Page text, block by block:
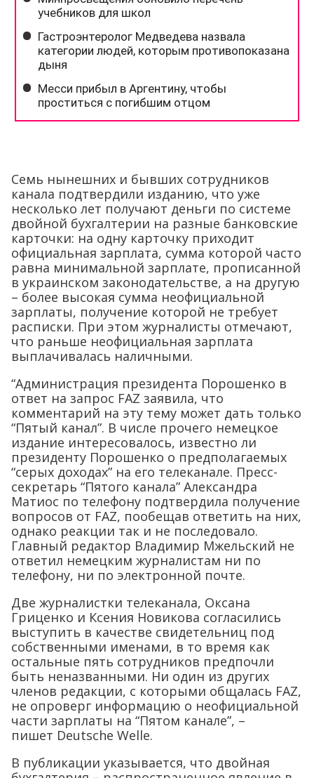
Семь нынешних и бывших сотрудников
канала подтвердили изданию, что уже
несколько лет получают деньги по системе
двойной бухгалтерии на разные банковские
карточки: на одну карточку приходит
официальная зарплата, сумма которой часто
равна минимальной зарплате, прописанной
в украинском законодательстве, а на другую
– более высокая сумма неофициальной
зарплаты, получение которой не требует
расписки. При этом журналисты отмечают,
что раньше неофициальная зарплата
выплачивалась наличными.
“Администрация президента Порошенко в
ответ на запрос FAZ заявила, что
комментарий на эту тему может дать только
“Пятый канал”. В числе прочего немецкое
издание интересовалось, известно ли
президенту Порошенко о предполагаемых
“серых доходах” на его телеканале. Пресс-
секретарь “Пятого канала” Александра
Матиос по телефону подтвердила получение
вопросов от FAZ, пообещав ответить на них,
однако реакции так и не последовало.
Главный редактор Владимир Мжельский не
ответил немецким журналистам ни по
телефону, ни по электронной почте.
Две журналистки телеканала, Оксана
Гриценко и Ксения Новикова согласились
выступить в качестве свидетельниц под
собственными именами, в то время как
остальные пять сотрудников предпочли
быть неназванными. Ни один из других
членов редакции, с которыми общалась FAZ,
не опроверг информацию о неофициальной
части зарплаты на “Пятом канале”, –
пишет Deutsche Welle.
В публикации указывается, что двойная